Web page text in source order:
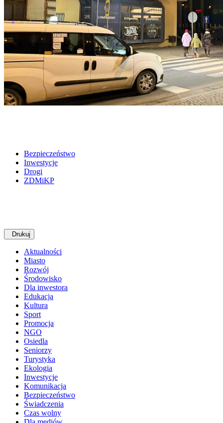
Bezpieczeństwo
Inwestycje
Drogi
ZDMiKP
Drukuj
Aktualności
Miasto
Rozwój
Środowisko
Dla inwestora
Edukacja
Kultura
Sport
Promocja
NGO
Osiedla
Seniorzy
Turystyka
Ekologia
Inwestycje
Komunikacja
Bezpieczeństwo
Świadczenia
Czas wolny